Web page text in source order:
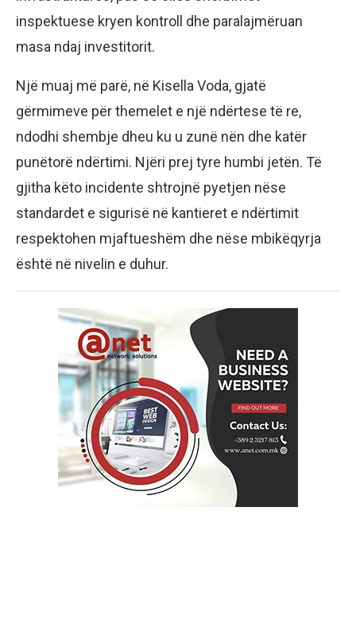
inspektuese kryen kontroll dhe paralajmëruan
masa ndaj investitorit.
Një muaj më parë, në Kisella Voda, gjatë
gërmimeve për themelet e një ndërtese të re,
ndodhi shembje dheu ku u zunë nën dhe katër
punëtorë ndërtimi. Njëri prej tyre humbi jetën. Të
gjitha këto incidente shtrojnë pyetjen nëse
standardet e sigurisë në kantieret e ndërtimit
respektohen mjaftueshëm dhe nëse mbikëqyrja
është në nivelin e duhur.